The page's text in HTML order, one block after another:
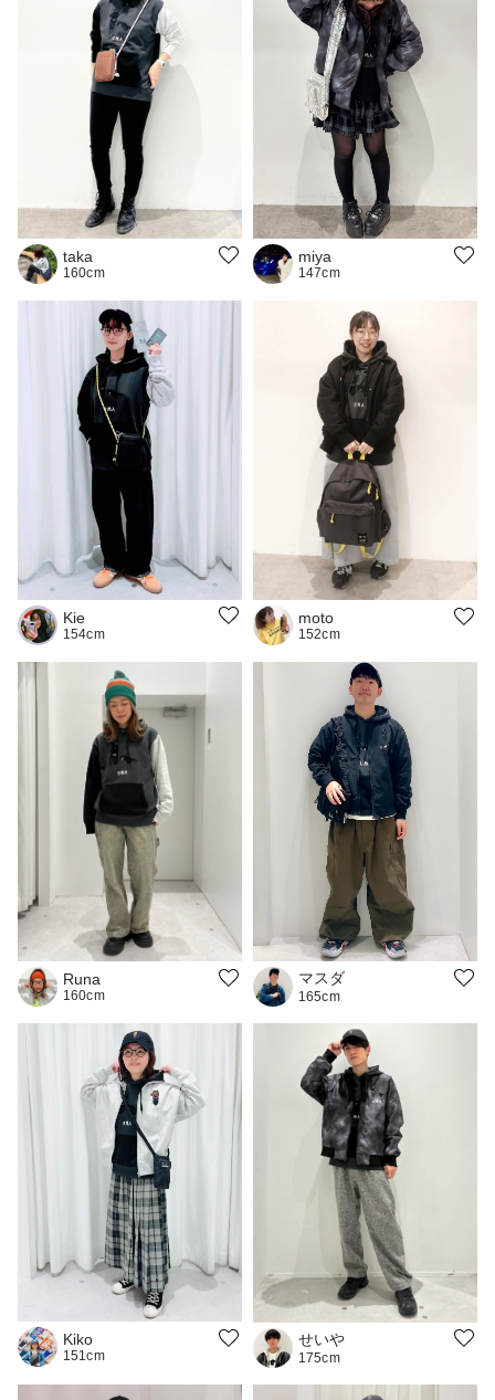
taka
160cm
miya
147cm
Kie
154cm
moto
152cm
Runa
160cm
マスダ
165cm
Kiko
151cm
せいや
175cm